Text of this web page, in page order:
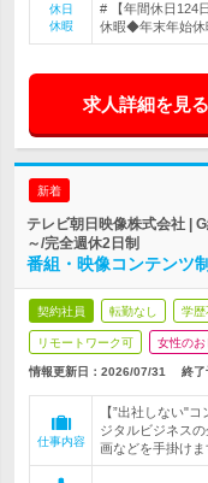
休日
休暇
# 【年間休日124
休暇◆年末年始
求人詳細を見る
新着
テレビ朝日映像株式会社 |
～/完全週休2日制
番組・映像コンテンツ
契約社員 転勤なし 学歴
リモートワーク可 女性のお
情報更新日：2026/07/31 終了
仕事内容
【”出社しない"
ジタルビジネス
画などを手掛けま